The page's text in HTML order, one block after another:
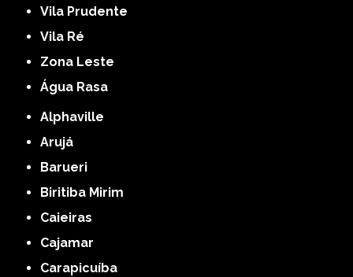
Vila Prudente
Vila Ré
Zona Leste
Água Rasa
Alphaville
Arujá
Barueri
Biritiba Mirim
Caieiras
Cajamar
Carapicuíba